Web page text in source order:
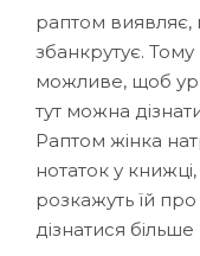
раптом
збанкрутує.
можливе, щоб
тут можна
Раптом жінка
нотаток у
розкажуть їй
дізнатися